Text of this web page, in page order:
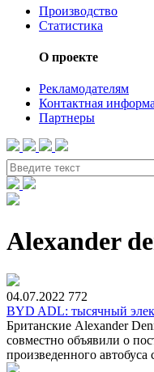
Производство
Статистика
О проекте
Рекламодателям
Контактная
Партнеры
Alexander
04.07.2022 772
BYD ADL: тысячный
Британские Alexander
совместно объявили о
произведенного